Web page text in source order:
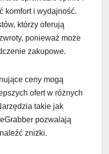
komfort i wydajność.
którzy oferują
ponieważ może
zakupowe.
ceny mogą
ofert w różnych
takie jak
pozwalają
zniżki.